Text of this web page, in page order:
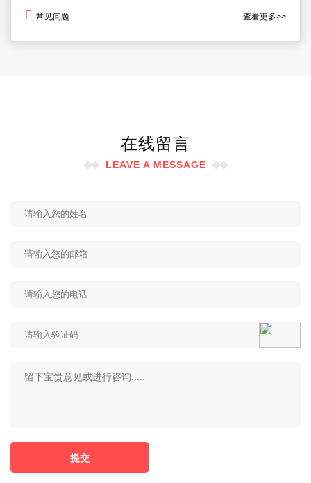
常见问题 查看更多>>
在线留言
LEAVE A MESSAGE